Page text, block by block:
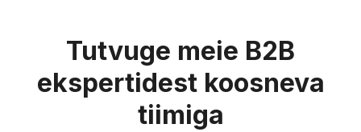
Tutvuge meie B2B
ekspertidest koosneva
tiimiga